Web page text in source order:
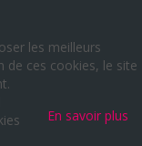
les meilleurs
de ces cookies, le site
En savoir plus